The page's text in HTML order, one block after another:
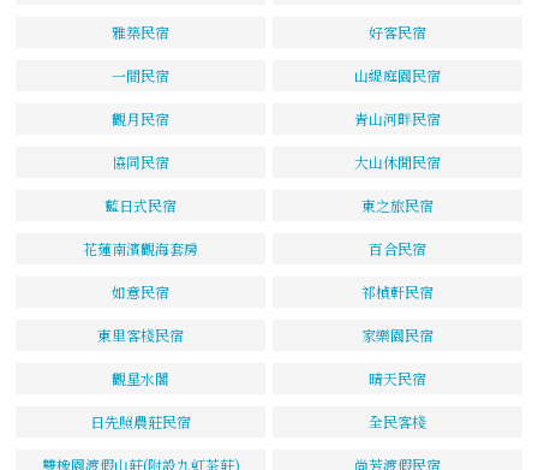
雅築民宿 好客民宿
一間民宿 山緹庭園民宿
觀月民宿 青山河畔民宿
協同民宿 大山休閒民宿
藍日式民宿 東之旅民宿
花蓮南濱觀海套房 百合民宿
如意民宿 祁楨軒民宿
東里客棧民宿 家樂園民宿
觀星水閣 晴天民宿
日先照農莊民宿 全民客棧
雙橡園渡假山莊(附設九虹茶莊) 尚芳渡假民宿